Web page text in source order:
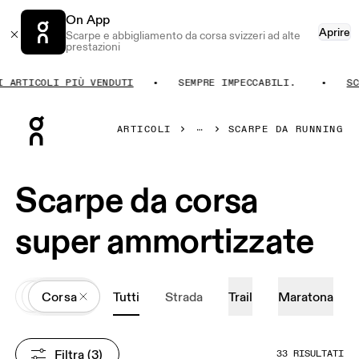
On App
Scarpe e abbigliamento da corsa svizzeri ad alte
prestazioni
Aprire
PIÙ VENDUTI SEMPRE IMPECCABILI.
ARTICOLI SCARPE DA RUNNING
Scarpe da corsa
super ammortizzate
AllScarpe
Corsa Tutti Strada Trail Maratona
Filtra (3) 33 RISULTATI